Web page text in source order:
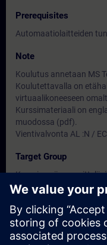
Prerequisites
Automaatiolaitteiden
Note
Koulutus annetaan MS
Koulutettavalla on
virtuaalikoneeseen
Kurssimateriaali on
muodossa (pdf).
Vientivalvonta AL :N /
Target Group
Kurssi sopii
kunnossapitohenkilöille.
Dates And